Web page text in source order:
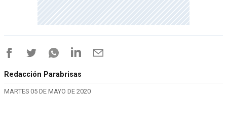
Redacción Parabrisas
MARTES 05 DE MAYO DE 2020